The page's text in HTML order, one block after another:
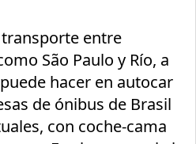
transporte entre
São Paulo y Río, a
hacer en autocar
de ónibus de Brasil
con coche-cama